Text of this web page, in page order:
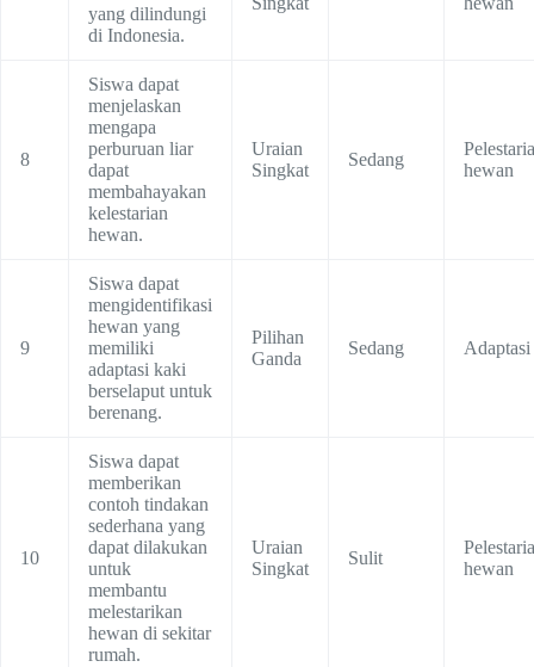
yang dilindungi
di Indonesia.
8
Siswa dapat
menjelaskan
mengapa
perburuan liar
dapat
membahayakan
kelestarian
hewan.
Uraian
Singkat
Sedang
hewan
9
Siswa dapat
mengidentifikasi
hewan yang
memiliki
adaptasi kaki
berselaput untuk
berenang.
Pilihan
Ganda
Sedang
10
Siswa dapat
memberikan
contoh tindakan
sederhana yang
dapat dilakukan
untuk
membantu
melestarikan
hewan di sekitar
rumah.
Uraian
Singkat
Sulit
hewan